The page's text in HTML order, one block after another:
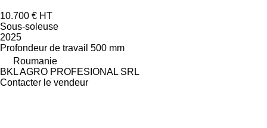
10.700 € HT
Sous-soleuse
2025
Profondeur de travail 500 mm
Roumanie
BKL AGRO PROFESIONAL SRL
Contacter le vendeur